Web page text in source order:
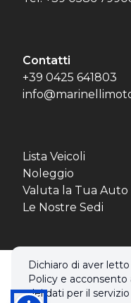
Contatti
+39 0425 641803
Lista Veicoli
Noleggio
Valuta la Tua Auto
Le Nostre Sedi
Dichiaro di aver
Policy e
dei dati per il
© 2026 MBL
Privacy